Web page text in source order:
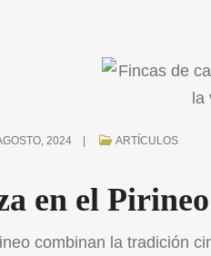
2024 ARTÍCULOS
en el
combinan la tradición